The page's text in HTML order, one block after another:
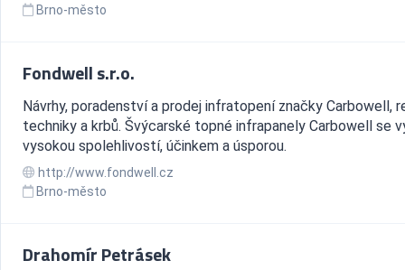
Brno-město
Fondwell s.r.o.
Návrhy, poradenství a prodej infratopení značky Carbowell,
techniky a krbů. Švýcarské topné infrapanely Carbowell se
vysokou spolehlivostí, účinkem a úsporou.
http://www.fondwell.cz
Brno-město
Drahomír Petrásek